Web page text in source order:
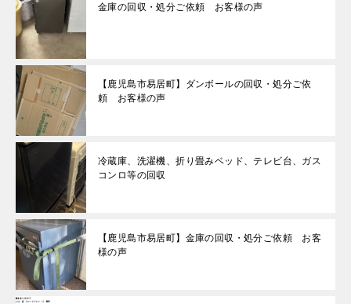
金庫の回収・処分ご依頼 お客様の声
【鹿児島市易居町】ダンボールの回収・処分ご依
頼 お客様の声
冷蔵庫、洗濯機、折り畳みベッド、テレビ台、ガス
コンロ等の回収
【鹿児島市易居町】金庫の回収・処分ご依頼 お客
様の声